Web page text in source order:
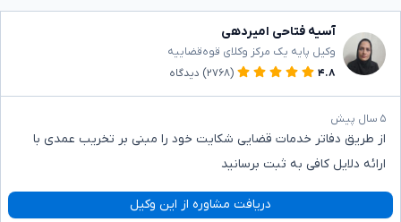
آسیه فتاحی امیردهی
وکیل پایه یک مرکز وکلای قوه‌قضاییه
۴.۸
(۲۷۶۸) دیدگاه
۵ سال پیش
از طریق دفاتر خدمات قضایی شکایت خود را مبنی بر تخریب عمدی با
ارائه دلایل کافی به ثبت برسانید
دریافت مشاوره از این وکیل